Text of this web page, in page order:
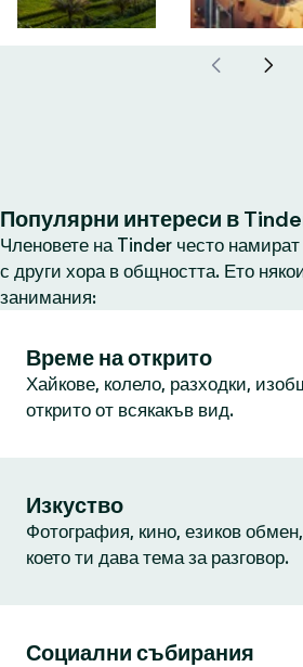
Популярни интереси в
Членовете на Tinder често
с други хора в общността. Ето
занимания:
Време на открито
Хайкове, колело, разходки,
открито от всякакъв вид.
Изкуство
Фотография, кино, езиков
което ти дава тема за разговор.
Социални събирания